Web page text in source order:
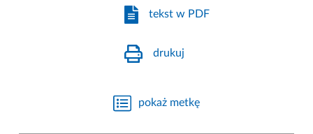
tekst w PDF
drukuj
pokaż metkę